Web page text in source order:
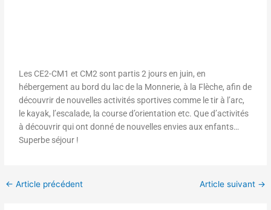
Les CE2-CM1 et CM2 sont partis 2 jours en juin, en
hébergement au bord du lac de la Monnerie, à la Flèche, afin de
découvrir de nouvelles activités sportives comme le tir à l’arc,
le kayak, l’escalade, la course d’orientation etc. Que d’activités
à découvrir qui ont donné de nouvelles envies aux enfants…
Superbe séjour !
← Article précédent Article suivant →